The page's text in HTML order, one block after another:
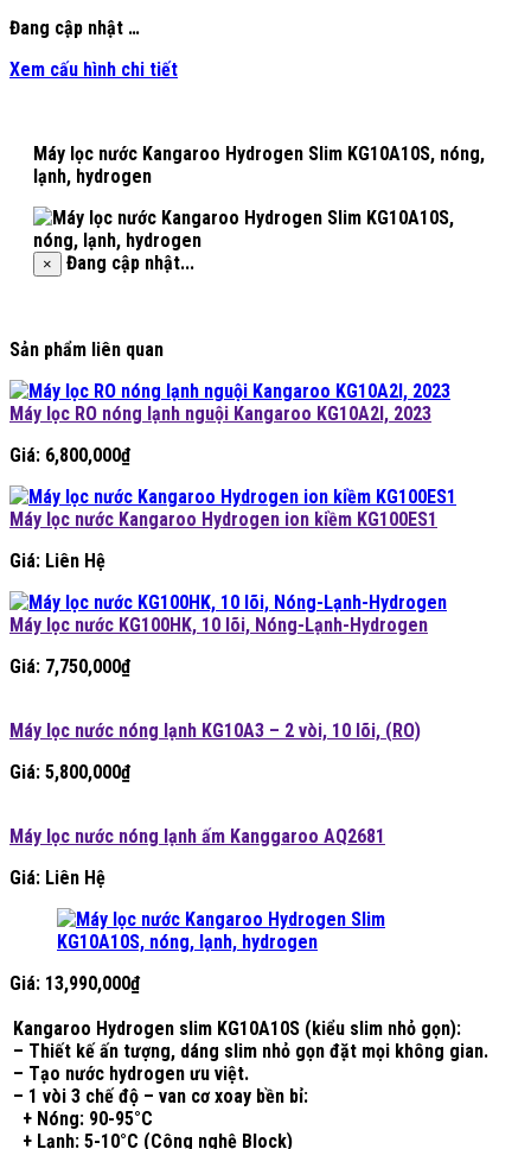
Đang cập nhật …
Xem cấu hình chi tiết
Máy lọc nước Kangaroo Hydrogen Slim KG10A10S, nóng,
lạnh, hydrogen
× Đang cập nhật...
Sản phẩm liên quan
Máy lọc RO nóng lạnh nguội Kangaroo KG10A2I, 2023
Giá: 6,800,000₫
Máy lọc nước Kangaroo Hydrogen ion kiềm KG100ES1
Giá: Liên Hệ
Máy lọc nước KG100HK, 10 lõi, Nóng-Lạnh-Hydrogen
Giá: 7,750,000₫
Máy lọc nước nóng lạnh KG10A3 – 2 vòi, 10 lõi, (RO)
Giá: 5,800,000₫
Máy lọc nước nóng lạnh ấm Kanggaroo AQ2681
Giá: Liên Hệ
Giá: 13,990,000₫
Kangaroo Hydrogen slim KG10A10S (kiểu slim nhỏ gọn):
– Thiết kế ấn tượng, dáng slim nhỏ gọn đặt mọi không gian.
– Tạo nước hydrogen ưu việt.
– 1 vòi 3 chế độ – van cơ xoay bền bỉ:
+ Nóng: 90-95°C
+ Lạnh: 5-10°C (Công nghệ Block)